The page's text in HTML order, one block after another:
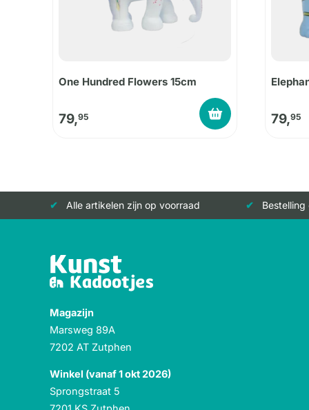
One Hundred Flowers 15cm
79,95 79,95
Alle artikelen zijn op voorraad
Magazijn
Marsweg 89A
7202 AT Zutphen
Winkel (vanaf 1 okt 2026)
Sprongstraat 5